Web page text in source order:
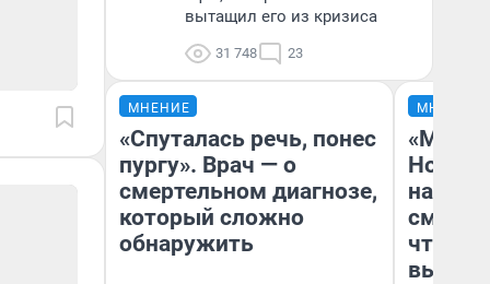
вытащил его из кризиса
31 748 23
МНЕНИЕ
«Спуталась речь, понес
пургу». Врач — о
смертельном диагнозе,
который сложно
обнаружить
МНЕНИЕ
«Мы
чтобы